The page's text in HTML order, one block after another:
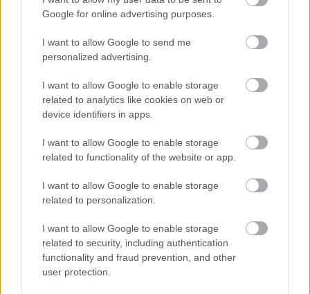
Google for online advertising purposes.
I want to allow Google to send me
personalized advertising.
I want to allow Google to enable storage
related to analytics like cookies on web or
device identifiers in apps.
I want to allow Google to enable storage
related to functionality of the website or app.
I want to allow Google to enable storage
related to personalization.
I want to allow Google to enable storage
related to security, including authentication
functionality and fraud prevention, and other
user protection.
16. 20:00
Budapest, Soroksári út 164.
Jegyáraink: felnőtt: 1600 Ft, diák/nyugdíjas: 1200 Ft,
szakmai: 1000 Ft
Jegyfoglalás telefonon: +36 1 347 0803 (hétfőtől
péntekig munkaidőben) és +36 30 516 5225 (hétvégén és
E-mail: jegy@bakelitstudio.hu
A GNM Fizikai Színház
A GNM Színitanoda Egyesület Művészeti
Szakközépiskola 27 éve, Fizikai Színház tagozata
pedig 11 éve működik. Állandóan változik a társulat,
mert a végzős hallgatók egy része természetesen